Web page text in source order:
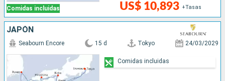
Comidas incluidas US$ 10,893 +Tasas
JAPÓN
Seabourn Encore 15 d Tokyo 24/03/2029
Comidas incluidas